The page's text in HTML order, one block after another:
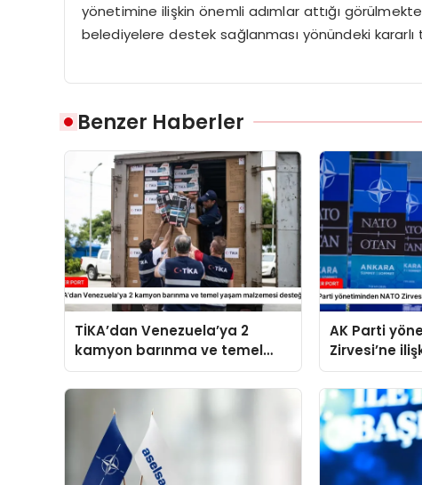
yönetimine ilişkin önemli adımlar attığı
belediyelere destek sağlanması yönündeki
Benzer Haberler
TİKA’dan Venezuela’ya 2
kamyon barınma ve temel
yaşam malzemesi desteği
AK Parti
Zirvesi’ne